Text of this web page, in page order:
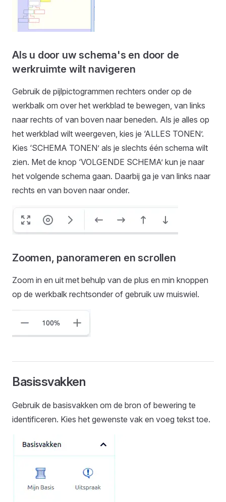
Als u door uw schema's en door de
werkruimte wilt navigeren
Gebruik de pijlpictogrammen rechters onder op de
werkbalk om over het werkblad te bewegen, van links
naar rechts of van boven naar beneden. Als je alles op
het werkblad wilt weergeven, kies je ‘ALLES TONEN’.
Kies ‘SCHEMA TONEN’ als je slechts één schema wilt
zien. Met de knop ‘VOLGENDE SCHEMA’ kun je naar
het volgende schema gaan. Daarbij ga je van links naar
rechts en van boven naar onder.
Zoomen, panorameren en scrollen
Zoom in en uit met behulp van de plus en min knoppen
op de werkbalk rechtsonder of gebruik uw muiswiel.
Basissvakken
Gebruik de basisvakken om de bron of bewering te
identificeren. Kies het gewenste vak en voeg tekst toe.